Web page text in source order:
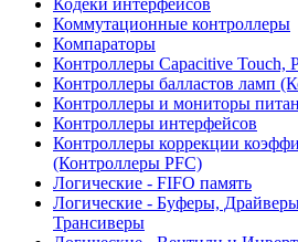
Кодеки интерфейсов
Коммутационные контроллеры
Компараторы
Контроллеры Capacitive Touch,
Контроллеры балластов ламп
Контроллеры и мониторы
Контроллеры интерфейсов
Контроллеры коррекции
(Контроллеры PFC)
Логические - FIFO память
Логические - Буферы,
Трансиверы